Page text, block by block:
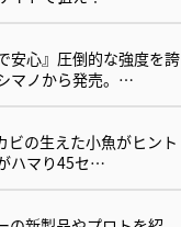
安心』圧倒的な強度を誇
マノから発売。…
ビの生えた小魚がヒント
ハマり45セ…